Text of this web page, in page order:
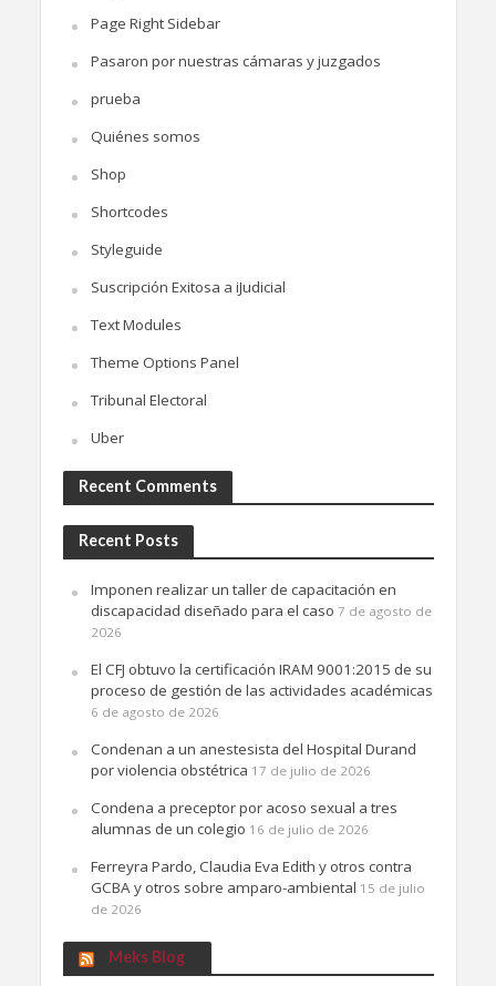
Page Right Sidebar
Pasaron por nuestras cámaras y juzgados
prueba
Quiénes somos
Shop
Shortcodes
Styleguide
Suscripción Exitosa a iJudicial
Text Modules
Theme Options Panel
Tribunal Electoral
Uber
Recent Comments
Recent Posts
Imponen realizar un taller de capacitación en
discapacidad diseñado para el caso 7 de agosto de
2026
El CFJ obtuvo la certificación IRAM 9001:2015 de su
proceso de gestión de las actividades académicas
6 de agosto de 2026
Condenan a un anestesista del Hospital Durand
por violencia obstétrica 17 de julio de 2026
Condena a preceptor por acoso sexual a tres
alumnas de un colegio 16 de julio de 2026
Ferreyra Pardo, Claudia Eva Edith y otros contra
GCBA y otros sobre amparo-ambiental 15 de julio
de 2026
Meks Blog